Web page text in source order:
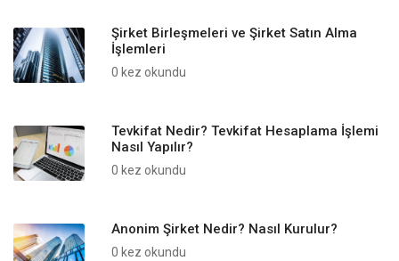
Şirket Birleşmeleri ve Şirket Satın Alma
İşlemleri
0 kez okundu
Tevkifat Nedir? Tevkifat Hesaplama İşlemi
Nasıl Yapılır?
0 kez okundu
Anonim Şirket Nedir? Nasıl Kurulur?
0 kez okundu